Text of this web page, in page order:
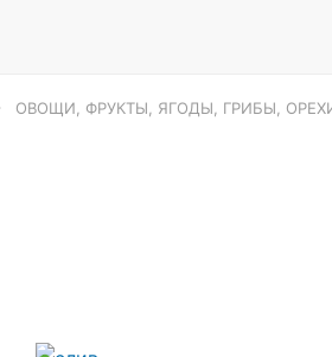
ОВОЩИ, ФРУКТЫ, ЯГОДЫ, ГРИБЫ,